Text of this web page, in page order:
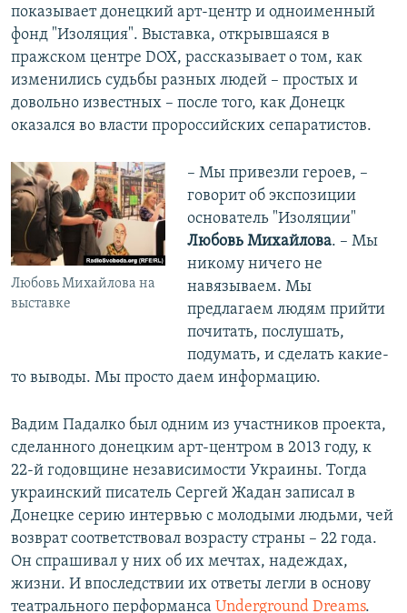
показывает донецкий арт-центр и одноименный
фонд "Изоляция". Выставка, открывшаяся в
пражском центре DOX, рассказывает о том, как
изменились судьбы разных людей – простых и
довольно известных – после того, как Донецк
оказался во власти пророссийских сепаратистов.
Любовь Михайлова на
выставке
– Мы привезли героев, –
говорит об экспозиции
основатель "Изоляции"
Любовь Михайлова. – Мы
никому ничего не
навязываем. Мы
предлагаем людям прийти
почитать, послушать,
подумать, и сделать какие-
то выводы. Мы просто даем информацию.
Вадим Падалко был одним из участников проекта,
сделанного донецким арт-центром в 2013 году, к
22-й годовщине независимости Украины. Тогда
украинский писатель Сергей Жадан записал в
Донецке серию интервью с молодыми людьми, чей
возврат соответствовал возрасту страны – 22 года.
Он спрашивал у них об их мечтах, надеждах,
жизни. И впоследствии их ответы легли в основу
театрального перформанса Underground Dreams.